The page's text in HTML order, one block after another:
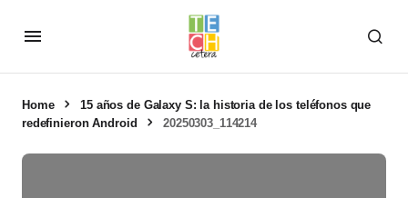
Home
15 años de Galaxy S: la historia de los teléfonos que
redefinieron Android
20250303_114214